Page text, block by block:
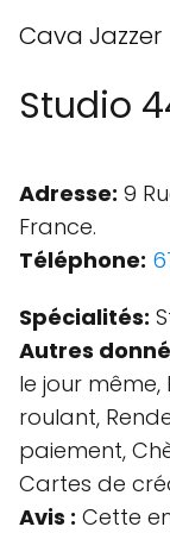
Cava Jazzer
Studio
Adresse: 9
France.
Téléphone:
Spécialités:
Autres
le jour
roulant,
paiement,
Cartes de
Avis : Cette